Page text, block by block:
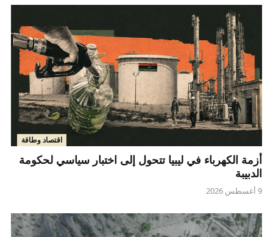
اقتصاد وطاقة
أزمة الكهرباء في ليبيا تتحول إلى اختبار سياسي لحكومة
الدبيبة
9 أغسطس 2026